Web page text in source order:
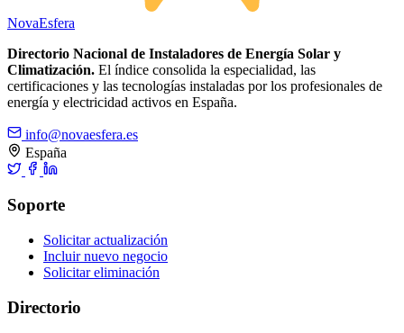
NovaEsfera
Directorio Nacional de Instaladores de Energía Solar y
Climatización. El índice consolida la especialidad, las
certificaciones y las tecnologías instaladas por los profesionales de
energía y electricidad activos en España.
info@novaesfera.es
España
Soporte
Solicitar actualización
Incluir nuevo negocio
Solicitar eliminación
Directorio